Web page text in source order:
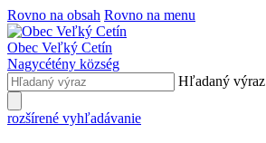
Rovno na obsah Rovno na menu
Obec Veľký Cetín
Nagycétény község
Hľadaný výraz
rozšírené vyhľadávanie